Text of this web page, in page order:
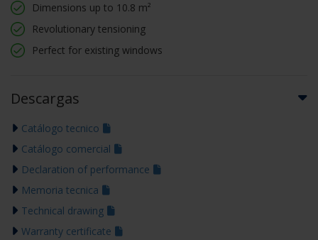
Dimensions up to 10.8 m²
Revolutionary tensioning
Perfect for existing windows
Descargas
Catálogo tecnico
Catálogo comercial
Declaration of performance
Memoria tecnica
Technical drawing
Warranty certificate